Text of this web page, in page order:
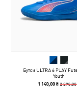
Бутси ULTRA 6 PLAY
Youth
1 140,00 ₴2